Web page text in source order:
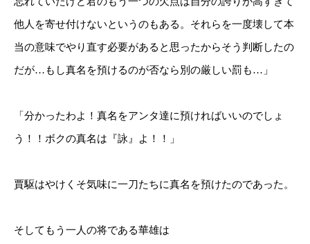
他人を寄せ付けないというのもある。それらを一度壊して本
当の意味でやり直す必要があると思ったからそう判断したの
だが…もし真名を預けるのが否なら別の厳しい罰も…」
「分かったわよ！真名をアンタ達に預ければいいのでしょ
う！！ボクの真名は『詠』よ！！」
賈駆はやけくそ気味に一刀たちに真名を預けたのであった。
そしてもう一人の将である華雄は